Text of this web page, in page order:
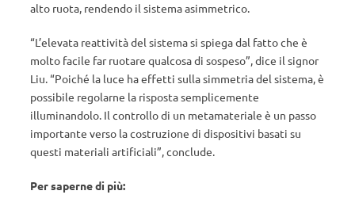
alto ruota, rendendo il sistema asimmetrico.
“L’elevata reattività del sistema si spiega dal fatto che è
molto facile far ruotare qualcosa di sospeso”, dice il signor
Liu. “Poiché la luce ha effetti sulla simmetria del sistema, è
possibile regolarne la risposta semplicemente
illuminandolo. Il controllo di un metamateriale è un passo
importante verso la costruzione di dispositivi basati su
questi materiali artificiali”, conclude.
Per saperne di più: